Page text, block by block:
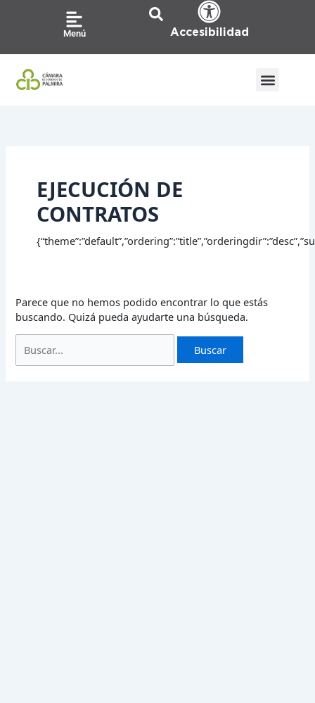
Menú Accesibilidad
EJECUCIÓN DE
CONTRATOS
Parece que no hemos podido encontrar lo que estás
buscando. Quizá pueda ayudarte una búsqueda.